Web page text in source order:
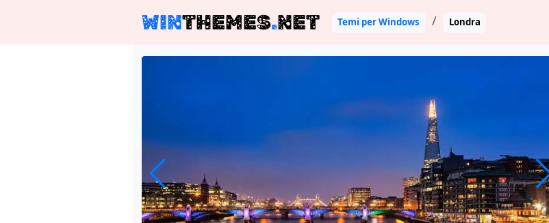
WINTHEMES.NET Temi per Windows Londra